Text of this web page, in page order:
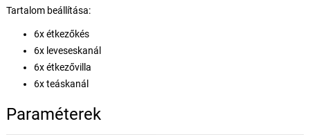
Tartalom beállítása:
6x étkezőkés
6x leveseskanál
6x étkezővilla
6x teáskanál
Paraméterek